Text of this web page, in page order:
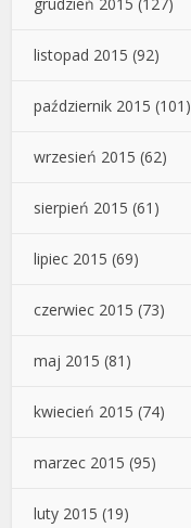
grudzień 2015 (127)
listopad 2015 (92)
październik 2015 (101)
wrzesień 2015 (62)
sierpień 2015 (61)
lipiec 2015 (69)
czerwiec 2015 (73)
maj 2015 (81)
kwiecień 2015 (74)
marzec 2015 (95)
luty 2015 (19)